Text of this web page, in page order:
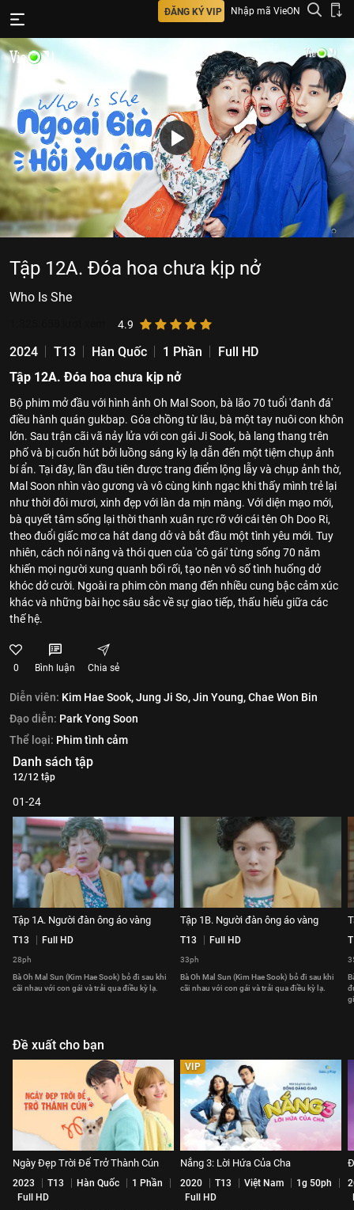
ĐĂNG KÝ VIP Nhập mã VieON
Tập 12A. Đóa hoa chưa kịp nở
Who Is She
4.9
2024 T13 Hàn Quốc 1 Phần
Full HD
Tập 12A. Đóa hoa chưa kịp nở
Bộ phim mở đầu với hình ảnh Oh Mal Soon, bà lão 70 tuổi 'đanh đá'
điều hành quán gukbap. Góa chồng từ lâu, bà một tay nuôi con khôn
lớn. Sau trận cãi vã nảy lửa với con gái Ji Sook, bà lang thang trên
phố và bị cuốn hút bởi luồng sáng kỳ lạ dẫn đến một tiệm chụp ảnh
bí ẩn. Tại đây, lần đầu tiên được trang điểm lộng lẫy và chụp ảnh thờ,
Mal Soon nhìn vào gương và vô cùng kinh ngạc khi thấy mình trẻ lại
như thời đôi mươi, xinh đẹp với làn da mịn màng. Với diện mạo mới,
bà quyết tâm sống lại thời thanh xuân rực rỡ với cái tên Oh Doo Ri,
theo đuổi giấc mơ ca hát dang dở và bắt đầu một tình yêu mới. Tuy
nhiên, cách nói năng và thói quen của 'cô gái' từng sống 70 năm
khiến mọi người xung quanh bối rối, tạo nên vô số tình huống dở
khóc dở cười. Ngoài ra phim còn mang đến nhiều cung bậc cảm xúc
khác và những bài học sâu sắc về sự giao tiếp, thấu hiểu giữa các
thế hệ.
0 Bình luận Chia sẻ
Diễn viên: Kim Hae Sook,Jung Ji So,Jin Young,Chae Won Bin
Đạo diễn: Park Yong Soon
Thể loại: Phim tình cảm
Danh sách tập
12/12 tập
01-24
Tập 1A. Người đàn ông áo vàng
T13 Full HD
28ph
Bà Oh Mal Sun (Kim Hae Sook) bỏ đi sau khi
cãi nhau với con gái và trải qua điều kỳ lạ.
Tập 1B. Người đàn ông áo vàng
T13 Full HD
33ph
Bà Oh Mal Sun (Kim Hae Sook) bỏ đi sau khi
cãi nhau với con gái và trải qua điều kỳ lạ.
Đề xuất cho bạn
Ngày Đẹp Trời Để Trở Thành Cún
2023 T13 Hàn Quốc
1 Phần
Full HD
VIP
Nắng 3: Lời Hứa Của Cha
2020 T13 Việt Nam
1g 50ph
Full HD